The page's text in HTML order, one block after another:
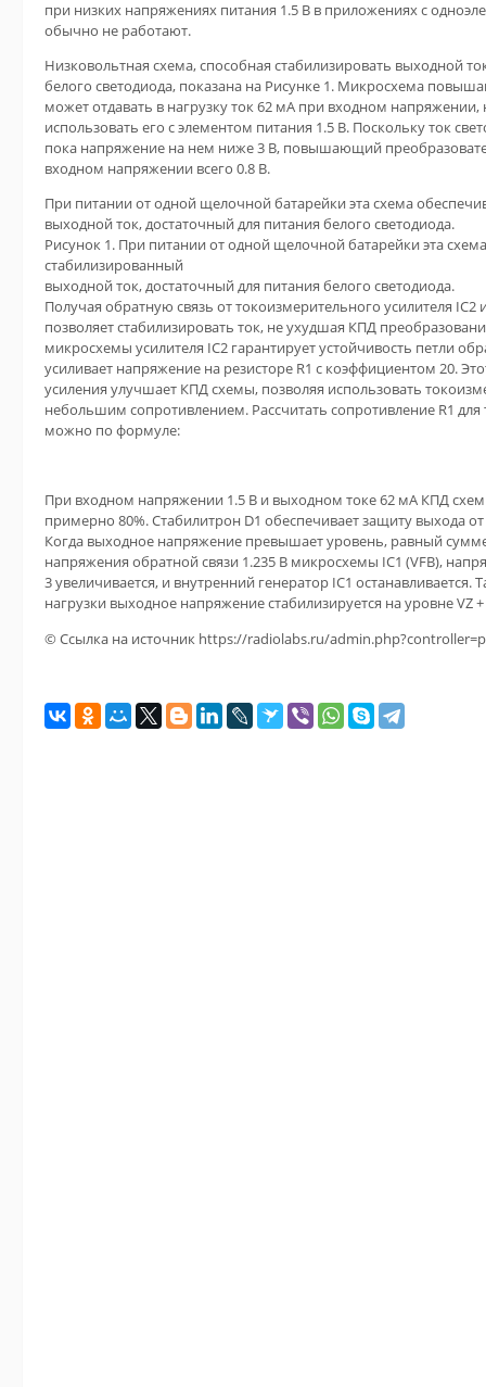
при низких напряжениях питания 1.5 В в приложениях с
обычно не работают.
Низковольтная схема, способная стабилизировать выходной
белого светодиода, показана на Рисунке 1. Микросхема
может отдавать в нагрузку ток 62 мА при входном напряжении,
использовать его с элементом питания 1.5 В. Поскольку ток
пока напряжение на нем ниже 3 В, повышающий
входном напряжении всего 0.8 В.
При питании от одной щелочной батарейки эта схема
выходной ток, достаточный для питания белого светодиода.
Рисунок 1. При питании от одной щелочной батарейки эта
стабилизированный
выходной ток, достаточный для питания белого светодиода.
Получая обратную связь от токоизмерительного усилителя
позволяет стабилизировать ток, не ухудшая КПД
микросхемы усилителя IC2 гарантирует устойчивость петли
усиливает напряжение на резисторе R1 с коэффициентом 20.
усиления улучшает КПД схемы, позволяя использовать
небольшим сопротивлением. Рассчитать сопротивление R1
можно по формуле:
При входном напряжении 1.5 В и выходном токе 62 мА КПД
примерно 80%. Стабилитрон D1 обеспечивает защиту выхода
Когда выходное напряжение превышает уровень, равный
напряжения обратной связи 1.235 В микросхемы IC1 (VFB),
3 увеличивается, и внутренний генератор IC1 останавливается.
нагрузки выходное напряжение стабилизируется на уровне VZ +
© Ссылка на источник https://radiolabs.ru/